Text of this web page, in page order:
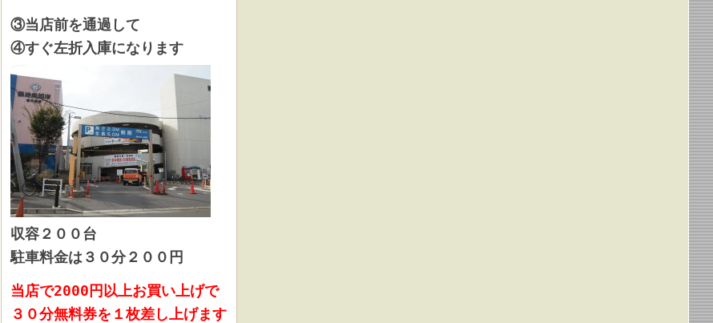
③当店前を通過して
④すぐ左折入庫になります
収容２００台
駐車料金は３０分２００円
当店で2000円以上お買い上げで
３０分無料券を１枚差し上げます